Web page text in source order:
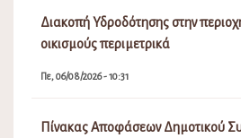
Διακοπή Υδροδότησης στην
οικισμούς περιμετρικά
Πε, 06/08/2026 - 10:31
Πίνακας Αποφάσεων Δημοτικού